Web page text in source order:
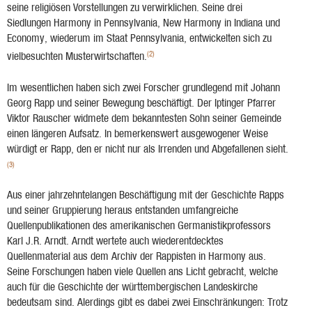
seine religiösen Vorstellungen zu verwirklichen. Seine drei
Siedlungen Harmony in Pennsylvania, New Harmony in Indiana und
Economy, wiederum im Staat Pennsylvania, entwickelten sich zu
vielbesuchten Musterwirtschaften.(2)
Im wesentlichen haben sich zwei Forscher grundlegend mit Johann
Georg Rapp und seiner Bewegung beschäftigt. Der Iptinger Pfarrer
Viktor Rauscher widmete dem bekanntesten Sohn seiner Gemeinde
einen längeren Aufsatz. In bemerkenswert ausgewogener Weise
würdigt er Rapp, den er nicht nur als Irrenden und Abgefallenen sieht.
(3)
Aus einer jahrzehntelangen Beschäftigung mit der Geschichte Rapps
und seiner Gruppierung heraus entstanden umfangreiche
Quellenpublikationen des amerikanischen Germanistikprofessors
Karl J.R. Arndt. Arndt wertete auch wiederentdecktes
Quellenmaterial aus dem Archiv der Rappisten in Harmony aus.
Seine Forschungen haben viele Quellen ans Licht gebracht, welche
auch für die Geschichte der württembergischen Landeskirche
bedeutsam sind. Alerdings gibt es dabei zwei Einschränkungen: Trotz